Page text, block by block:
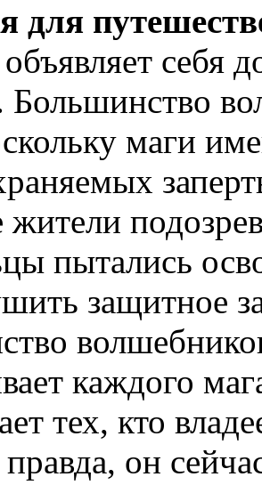
для
себя
маги
пытались
защитное
каждого
тех, кто
он